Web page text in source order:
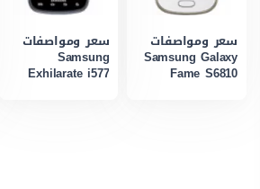
سعر ومواصفات
Samsung Galaxy
Fame S6810
سعر ومواصفات
Samsung
Exhilarate i577